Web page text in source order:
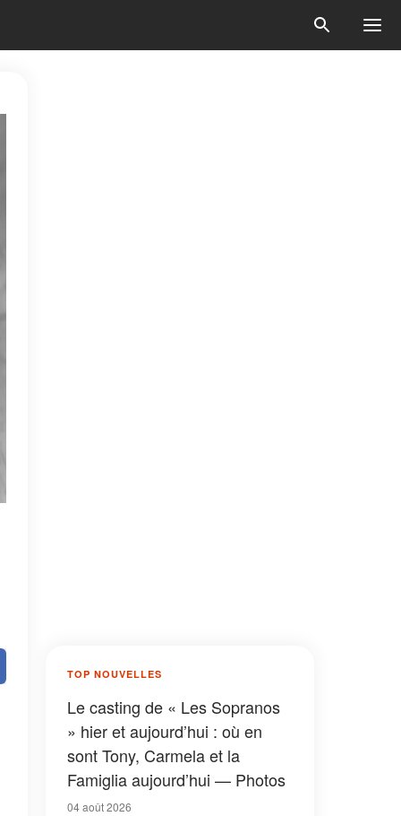
TOP NOUVELLES
Le casting de « Les Sopranos
» hier et aujourd’hui : où en
sont Tony, Carmela et la
Famiglia aujourd’hui — Photos
04 août 2026